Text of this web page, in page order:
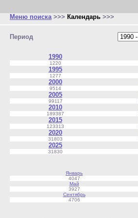
Меню поиска>>> Календарь >>>
Период
1990
1220
1995
1277
2000
9514
2005
99117
2010
189387
2015
123313
2020
31803
2025
31830
Январь
4047
Май
3927
Сентябрь
4706